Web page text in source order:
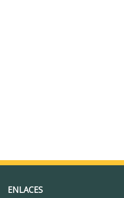
ENLACES